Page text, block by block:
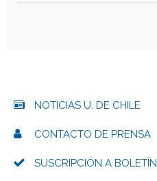
NOTICIAS U. DE CHILE
CONTACTO DE PRENSA
SUSCRIPCIÓN A BOLETÍN